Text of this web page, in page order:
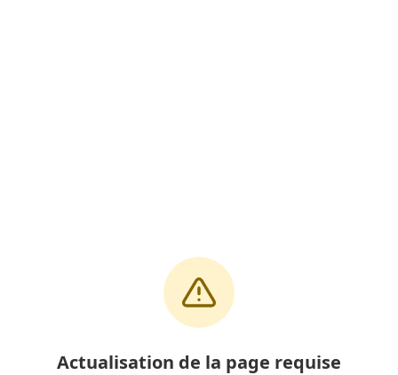
Actualisation de la page requise